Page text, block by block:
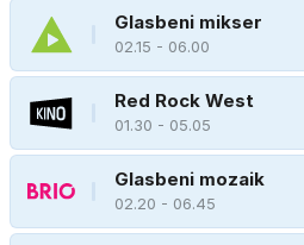
Glasbeni mikser
02.15 - 06.00
Red Rock West
01.30 - 05.05
Glasbeni mozaik
02.20 - 06.45